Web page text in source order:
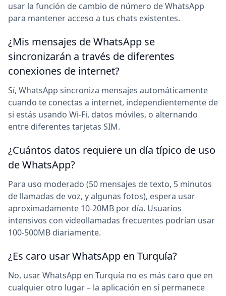
usar la función de cambio de número de WhatsApp
para mantener acceso a tus chats existentes.
¿Mis mensajes de WhatsApp se
sincronizarán a través de diferentes
conexiones de internet?
Sí, WhatsApp sincroniza mensajes automáticamente
cuando te conectas a internet, independientemente de
si estás usando Wi-Fi, datos móviles, o alternando
entre diferentes tarjetas SIM.
¿Cuántos datos requiere un día típico de uso
de WhatsApp?
Para uso moderado (50 mensajes de texto, 5 minutos
de llamadas de voz, y algunas fotos), espera usar
aproximadamente 10-20MB por día. Usuarios
intensivos con videollamadas frecuentes podrían usar
100-500MB diariamente.
¿Es caro usar WhatsApp en Turquía?
No, usar WhatsApp en Turquía no es más caro que en
cualquier otro lugar – la aplicación en sí permanece